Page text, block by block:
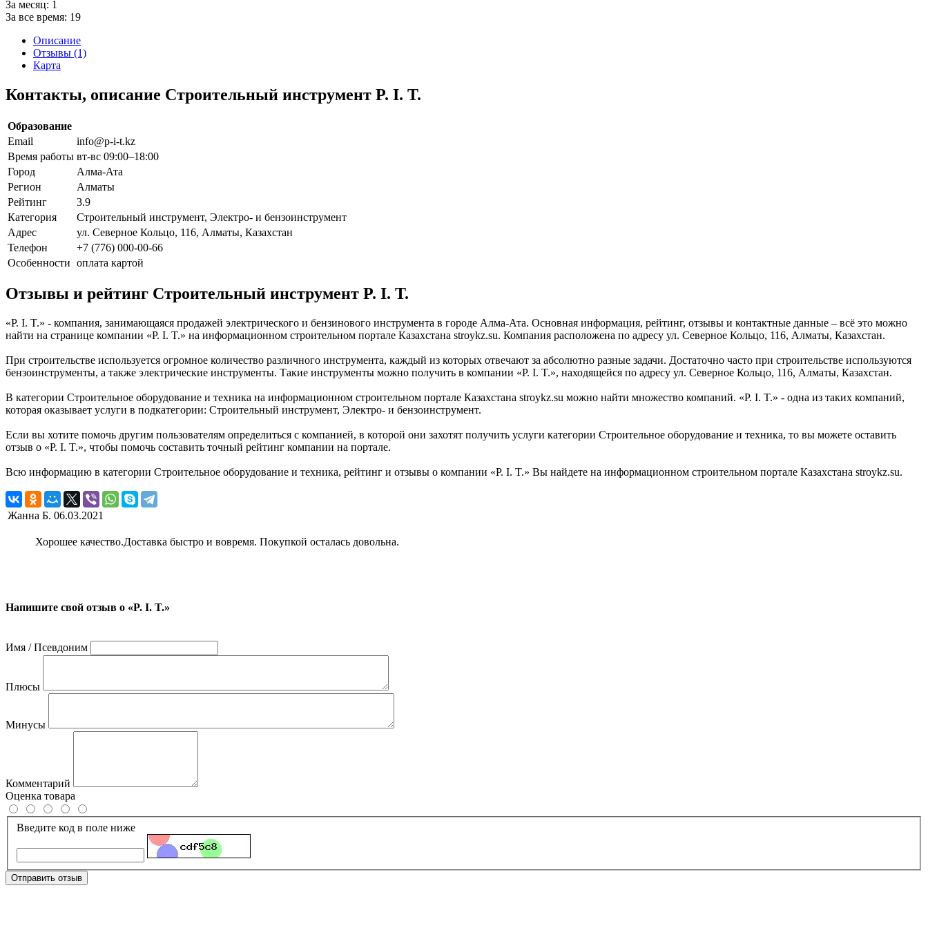
За месяц: 1
За все время: 19
Описание
Отзывы (1)
Карта
Контакты, описание Строительный инструмент P. I. T.
Образование
Email
info@p-i-t.kz
Время работы вт-вс 09:00–18:00
Город
Алма-Ата
Регион
Алматы
Рейтинг
3.9
Категория
Строительный инструмент, Электро- и бензоинструмент
Адрес
ул. Северное Кольцо, 116, Алматы, Казахстан
Телефон
+7 (776) 000-00-66
Особенности оплата картой
Отзывы и рейтинг Строительный инструмент P. I. T.
«P. I. T.» - компания, занимающаяся продажей электрического и бензинового инструмента в городе Алма-Ата. Основная информация, рейтинг, отзывы и контактные данные – всё это можно
найти на странице компании «P. I. T.» на информационном строительном портале Казахстана stroykz.su. Компания расположена по адресу ул. Северное Кольцо, 116, Алматы, Казахстан.
При строительстве используется огромное количество различного инструмента, каждый из которых отвечают за абсолютно разные задачи. Достаточно часто при строительстве используются
бензоинструменты, а также электрические инструменты. Такие инструменты можно получить в компании «P. I. T.», находящейся по адресу ул. Северное Кольцо, 116, Алматы, Казахстан.
В категории Строительное оборудование и техника на информационном строительном портале Казахстана stroykz.su можно найти множество компаний. «P. I. T.» - одна из таких компаний,
которая оказывает услуги в подкатегории: Строительный инструмент, Электро- и бензоинструмент.
Если вы хотите помочь другим пользователям определиться с компанией, в которой они захотят получить услуги категории Строительное оборудование и техника, то вы можете оставить
отзыв о «P. I. T.», чтобы помочь составить точный рейтинг компании на портале.
Всю информацию в категории Строительное оборудование и техника, рейтинг и отзывы о компании «P. I. T.» Вы найдете на информационном строительном портале Казахстана stroykz.su.
Жанна Б. 06.03.2021
Хорошее качество.Доставка быстро и вовремя. Покупкой осталась довольна.
Напишите свой отзыв о «P. I. T.»
Имя / Псевдоним
Плюсы
Минусы
Комментарий
Оценка товара
Введите код в поле ниже
Отправить отзыв